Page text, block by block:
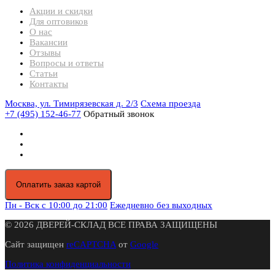
Акции и скидки
Для оптовиков
О нас
Вакансии
Отзывы
Вопросы и ответы
Статьи
Контакты
Москва, ул. Тимирязевская д. 2/3 Схема проезда
+7 (495) 152-46-77 Обратный звонок
Оплатить заказ картой
Пн - Вск с 10:00 до 21:00 Ежедневно без выходных
© 2026 ДВЕРЕЙ-СКЛАД ВСЕ ПРАВА ЗАЩИЩЕНЫ
Сайт защищен reCAPTCHA от Google
Политика конфиденциальности